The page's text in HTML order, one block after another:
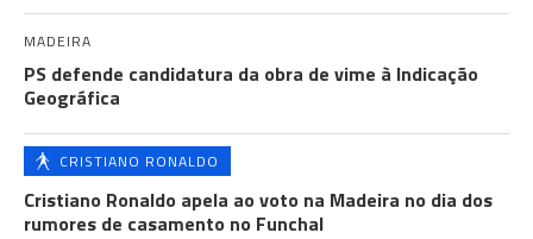
MADEIRA
PS defende candidatura da obra de vime à Indicação
Geográfica
CRISTIANO RONALDO
Cristiano Ronaldo apela ao voto na Madeira no dia dos
rumores de casamento no Funchal